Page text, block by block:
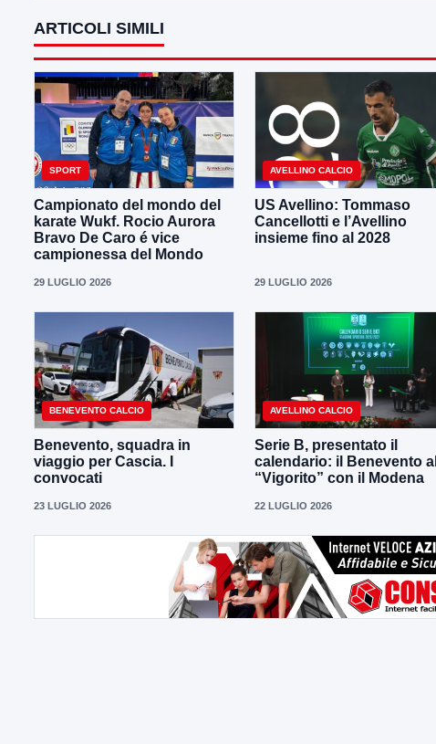
ARTICOLI SIMILI
SPORT
Campionato del mondo del
karate Wukf. Rocio Aurora
Bravo De Caro é vice
campionessa del Mondo
29 LUGLIO 2026
AVELLINO CALCIO
US Avellino: Tommaso
Cancellotti e l’Avellino
insieme fino al 2028
29 LUGLIO 2026
BENEVENTO CALCIO
Benevento, squadra in
viaggio per Cascia. I
convocati
23 LUGLIO 2026
AVELLINO CALCIO
Serie B, presentato il
calendario: il Benevento al
“Vigorito” con il Modena
22 LUGLIO 2026